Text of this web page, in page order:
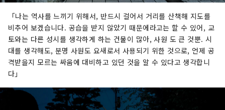
「나는 역사를 느끼기 위해서, 반드시 걸어서 거리를 산책해 지도를
비추어 보겠습니다. 공습을 받지 않았기 때문에라고는 할 수 있어, 교
토와는 다른 성시를 생각하게 하는 건물이 많아, 사원 도 큰 것뿐. 시
대를 생각해도, 분명 사원도 요새로서 사용되기 위한 것으로, 언제 공
격받을지 모르는 싸움에 대비하고 있던 것을 알 수 있다고 생각합니
다」